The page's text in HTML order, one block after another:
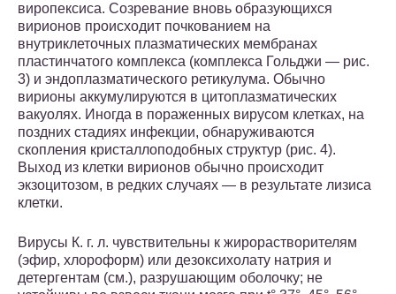
виропексиса. Созревание вновь образующихся
вирионов происходит почкованием на
внутриклеточных плазматических мембранах
пластинчатого комплекса (комплекса Гольджи — рис.
3) и эндоплазматического ретикулума. Обычно
вирионы аккумулируются в цитоплазматических
вакуолях. Иногда в пораженных вирусом клетках, на
поздних стадиях инфекции, обнаруживаются
скопления кристаллоподобных структур (рис. 4).
Выход из клетки вирионов обычно происходит
экзоцитозом, в редких случаях — в результате лизиса
клетки.
Вирусы К. г. л. чувствительны к жирорастворителям
(эфир, хлороформ) или дезоксихолату натрия и
детергентам (см.), разрушающим оболочку; не